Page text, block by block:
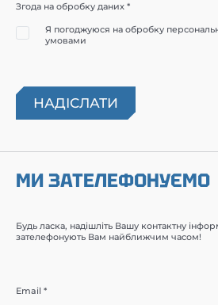
Згода на обробку даних *
Я погоджуюся на обробку
умовами
МИ ЗАТЕЛЕФОНУЄМО
Будь ласка, надішліть Вашу контактну
зателефонують Вам найближчим часом!
Email *